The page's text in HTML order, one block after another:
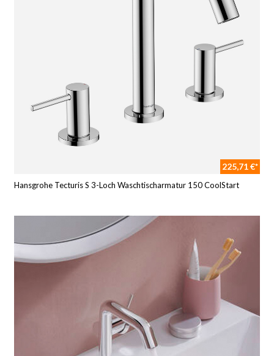
225,71 €*
Hansgrohe Tecturis S 3-Loch Waschtischarmatur 150 CoolStart